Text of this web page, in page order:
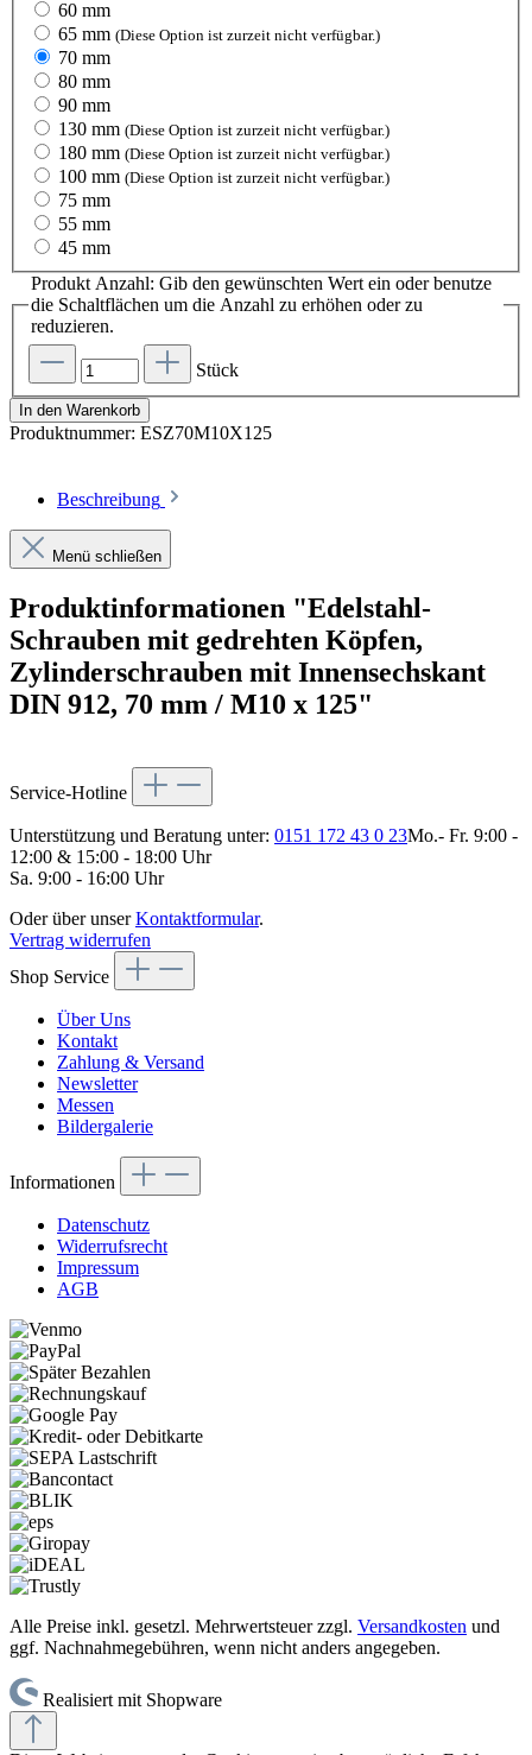
60 mm
65 mm (Diese Option ist zurzeit nicht verfügbar.)
70 mm
80 mm
90 mm
130 mm (Diese Option ist zurzeit nicht verfügbar.)
180 mm (Diese Option ist zurzeit nicht verfügbar.)
100 mm (Diese Option ist zurzeit nicht verfügbar.)
75 mm
55 mm
45 mm
Produkt Anzahl: Gib den gewünschten Wert ein oder benutze
die Schaltflächen um die Anzahl zu erhöhen oder zu
reduzieren.
Stück
In den Warenkorb
Produktnummer: ESZ70M10X125
Beschreibung
Menü schließen
Produktinformationen "Edelstahl-
Schrauben mit gedrehten Köpfen,
Zylinderschrauben mit Innensechskant
DIN 912, 70 mm / M10 x 125"
Service-Hotline
Unterstützung und Beratung unter: 0151 172 43 0 23Mo.- Fr. 9:00 -
12:00 & 15:00 - 18:00 Uhr
Sa. 9:00 - 16:00 Uhr
Oder über unserKontaktformular.
Vertrag widerrufen
Shop Service
Über Uns
Kontakt
Zahlung & Versand
Newsletter
Messen
Bildergalerie
Informationen
Datenschutz
Widerrufsrecht
Impressum
AGB
Alle Preise inkl. gesetzl. Mehrwertsteuer zzgl. Versandkosten und
ggf. Nachnahmegebühren, wenn nicht anders angegeben.
Realisiert mit Shopware